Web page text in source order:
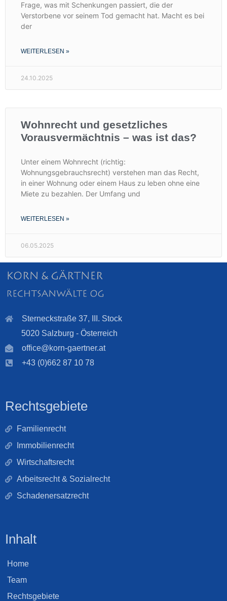
Frage, was mit Schenkungen passiert, die der
Verstorbene vor seinem Tod gemacht hat. Macht es bei
der
WEITERLESEN »
24.10.2025
Wohnrecht und gesetzliches
Vorausvermächtnis – was ist das?
Unter einem Wohnrecht (richtig:
Wohnungsgebrauchsrecht) verstehen man das Recht,
in einer Wohnung oder einem Haus zu leben ohne eine
Miete zu bezahlen. Der Umfang und
WEITERLESEN »
06.05.2025
Sterneckstraße 37, III. Stock
5020 Salzburg - Österreich
office@korn-gaertner.at
+43 (0)662 87 10 78
Rechtsgebiete
Familienrecht
Immobilienrecht
Wirtschaftsrecht
Arbeitsrecht & Sozialrecht
Schadenersatzrecht
Inhalt
Home
Team
Rechtsgebiete